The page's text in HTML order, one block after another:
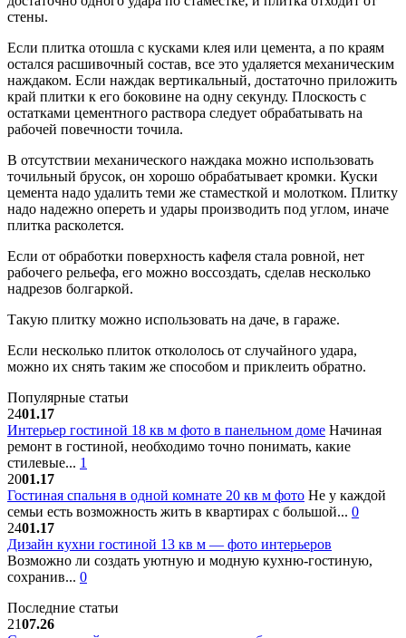
стены.
Если плитка отошла с кусками клея или цемента, а по краям
остался расшивочный состав, все это удаляется механическим
наждаком. Если наждак вертикальный, достаточно приложить
край плитки к его боковине на одну секунду. Плоскость с
остатками цементного раствора следует обрабатывать на
рабочей повечности точила.
В отсутствии механического наждака можно использовать
точильный брусок, он хорошо обрабатывает кромки. Куски
цемента надо удалить теми же стаместкой и молотком. Плитку
надо надежно опереть и удары производить под углом, иначе
плитка расколется.
Если от обработки поверхность кафеля стала ровной, нет
рабочего рельефа, его можно воссоздать, сделав несколько
надрезов болгаркой.
Такую плитку можно использовать на даче, в гараже.
Если несколько плиток откололось от случайного удара,
можно их снять таким же способом и приклеить обратно.
Популярные статьи
2401.17
Интерьер гостиной 18 кв м фото в панельном доме Начиная
ремонт в гостиной, необходимо точно понимать, какие
стилевые... 1
2001.17
Гостиная спальня в одной комнате 20 кв м фото Не у каждой
семьи есть возможность жить в квартирах с большой... 0
2401.17
Дизайн кухни гостиной 13 кв м — фото интерьеров
Возможно ли создать уютную и модную кухню-гостиную,
сохранив... 0
Последние статьи
2107.26